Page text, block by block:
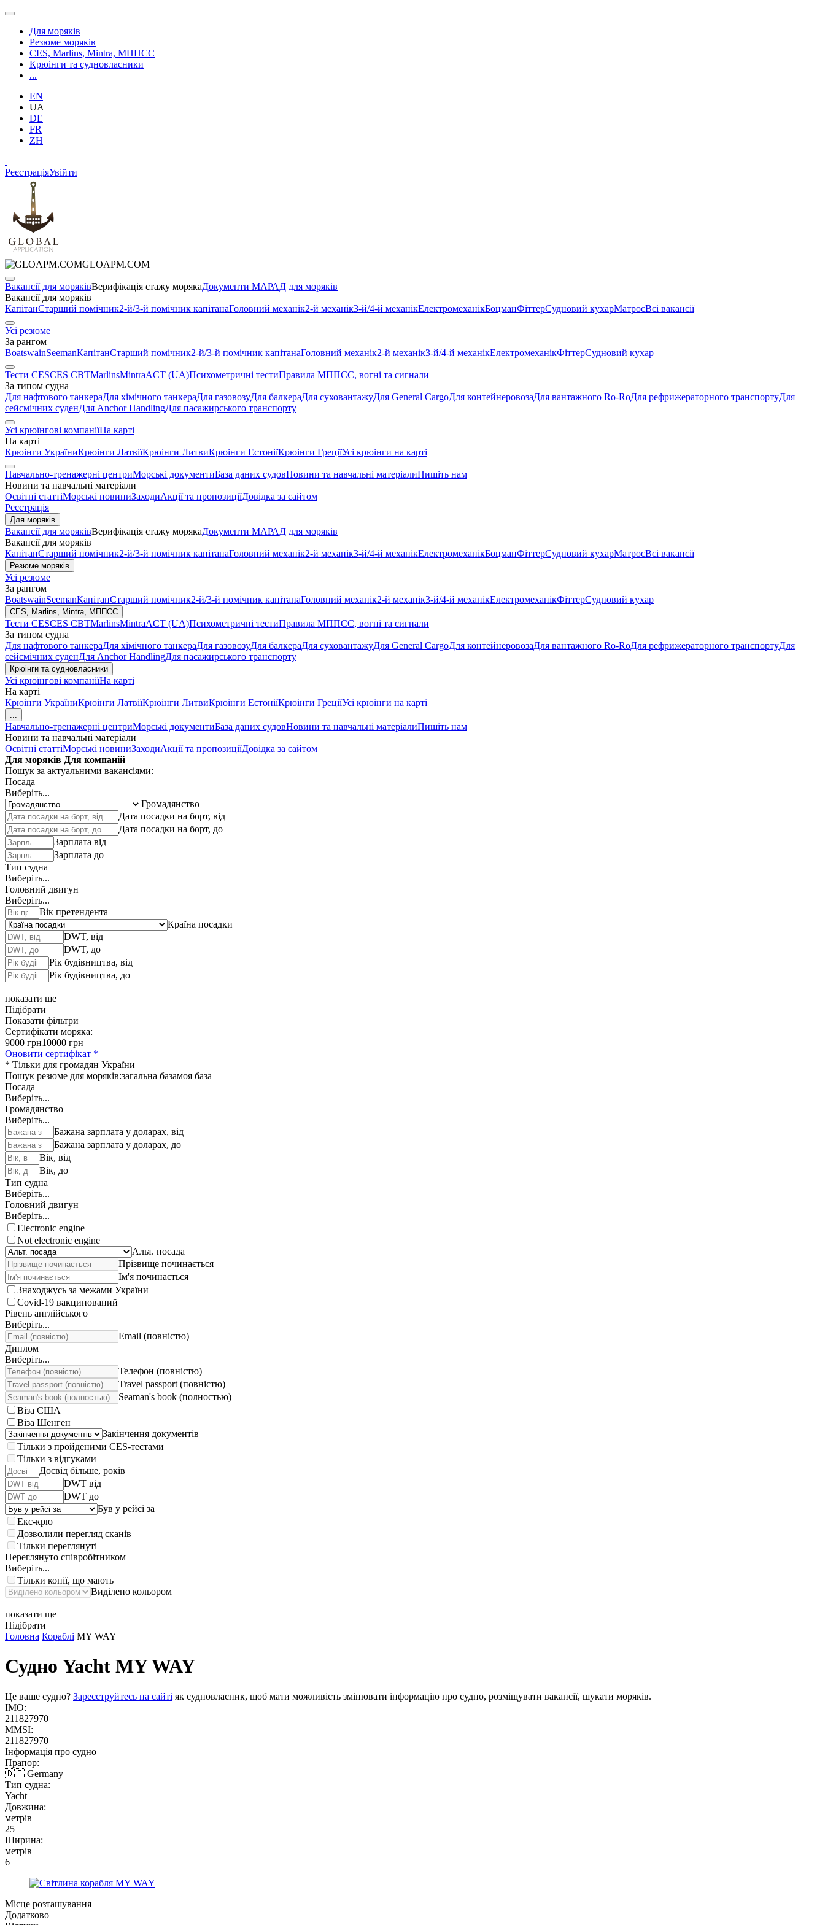
Для моряків
Резюме моряків
CES, Marlins, Mintra, МППСС
Крюінги та судновласники
...
EN
UA
DE
FR
ZH
РеєстраціяУвійти
GLOAPM.COM
Вакансії для моряківВерифікація стажу морякаДокументи МАРАД для моряків
Вакансії для моряків
КапітанСтарший помічник2-й/3-й помічник капітанаГоловний механік2-й механік3-й/4-й механікЕлектромеханікБоцманФіттерСудновий кухарМатросВсі вакансії
Усі резюме
За рангом
BoatswainSeemanКапітанСтарший помічник2-й/3-й помічник капітанаГоловний механік2-й механік3-й/4-й механікЕлектромеханікФіттерСудновий кухар
Тести CESCES CBTMarlinsMintraACT (UA)Психометричні тестиПравила МППСС, вогні та сигнали
За типом судна
Для нафтового танкераДля хімічного танкераДля газовозуДля балкераДля суховантажуДля General CargoДля контейнеровозаДля вантажного Ro-RoДля рефрижераторного транспортуДля
сейсмічних суденДля Anchor HandlingДля пасажирського транспорту
Усі крюїнгові компаніїНа карті
На карті
Крюінги УкраїниКрюінги ЛатвіїКрюінги ЛитвиКрюінги ЕстоніїКрюінги ГреціїУсі крюінги на карті
Навчально-тренажерні центриМорські документиБаза даних судовНовини та навчальні матеріалиПишіть нам
Новини та навчальні матеріали
Освітні статтіМорські новиниЗаходиАкції та пропозиціїДовідка за сайтом
Реєстрація
Для моряків
Вакансії для моряківВерифікація стажу морякаДокументи МАРАД для моряків
Вакансії для моряків
КапітанСтарший помічник2-й/3-й помічник капітанаГоловний механік2-й механік3-й/4-й механікЕлектромеханікБоцманФіттерСудновий кухарМатросВсі вакансії
Резюме моряків
Усі резюме
За рангом
BoatswainSeemanКапітанСтарший помічник2-й/3-й помічник капітанаГоловний механік2-й механік3-й/4-й механікЕлектромеханікФіттерСудновий кухар
CES, Marlins, Mintra, МППСС
Тести CESCES CBTMarlinsMintraACT (UA)Психометричні тестиПравила МППСС, вогні та сигнали
За типом судна
Для нафтового танкераДля хімічного танкераДля газовозуДля балкераДля суховантажуДля General CargoДля контейнеровозаДля вантажного Ro-RoДля рефрижераторного транспортуДля
сейсмічних суденДля Anchor HandlingДля пасажирського транспорту
Крюінги та судновласники
Усі крюїнгові компаніїНа карті
На карті
Крюінги УкраїниКрюінги ЛатвіїКрюінги ЛитвиКрюінги ЕстоніїКрюінги ГреціїУсі крюінги на карті
...
Навчально-тренажерні центриМорські документиБаза даних судовНовини та навчальні матеріалиПишіть нам
Новини та навчальні матеріали
Освітні статтіМорські новиниЗаходиАкції та пропозиціїДовідка за сайтом
Для моряків Для компаній
Пошук за актуальними вакансіями:
Посада
Виберіть...
Громадянство
Дата посадки на борт, від
Дата посадки на борт, до
Зарплата від
Зарплата до
Тип судна
Виберіть...
Головний двигун
Виберіть...
Вік претендента
Країна посадки
DWT, від
DWT, до
Рік будівництва, від
Рік будівництва, до
показати ще
Підібрати
Показати фільтри
Сертифікати моряка:
9000 грн10000 грн
Оновити сертифікат *
* Тільки для громадян України
Пошук резюме для моряків:загальна базамоя база
Посада
Виберіть...
Громадянство
Виберіть...
Бажана зарплата у доларах, від
Бажана зарплата у доларах, до
Вік, від
Вік, до
Тип судна
Виберіть...
Головний двигун
Виберіть...
Electronic engine
Not electronic engine
Альт. посада
Прізвище починається
Ім'я починається
Знаходжусь за межами України
Covid-19 вакцинований
Рівень англійського
Виберіть...
Email (повністю)
Диплом
Виберіть...
Телефон (повністю)
Travel passport (повністю)
Seaman's book (полностью)
Віза США
Віза Шенген
Закінчення документів
Тільки з пройденими CES-тестами
Тільки з відгуками
Досвід більше, років
DWT від
DWT до
Був у рейсі за
Екс-крю
Дозволили перегляд сканів
Тільки переглянуті
Переглянуто співробітником
Виберіть...
Тільки копії, що мають
Виділено кольором
показати ще
Підібрати
Головна Кораблі MY WAY
Судно Yacht MY WAY
Це ваше судно? Зареєструйтесь на сайті як судновласник, щоб мати можливість змінювати інформацію про судно, розміщувати вакансії, шукати моряків.
IMO:
211827970
MMSI:
211827970
Інформація про судно
Прапор:
🇩🇪 Germany
Тип судна:
Yacht
Довжина:
метрів
25
Ширина:
метрів
6
Місце розташування
Додатково